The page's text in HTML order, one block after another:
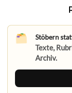
Stöbern
Texte,
Archiv.